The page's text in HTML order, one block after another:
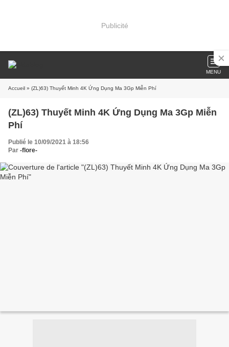
Publicité
MENU
Accueil » (ZL)63) Thuyết Minh 4K Ứng Dụng Ma 3Gp Miễn Phí
(ZL)63) Thuyết Minh 4K Ứng Dụng Ma 3Gp Miễn
Phí
Publié le 10/09/2021 à 18:56
Par -flore-